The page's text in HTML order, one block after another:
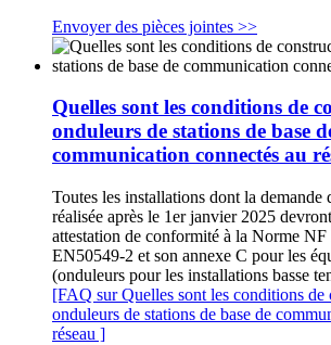
Envoyer des pièces jointes >>
Quelles sont les conditions de
onduleurs de stations de base
communication connectés au
Toutes les installations dont la demande
réalisée après le 1er janvier 2025
attestation de conformité à la Norme
EN50549-2 et son annexe C pour les
(onduleurs pour les installations basse
[FAQ sur Quelles sont les conditions de
onduleurs de stations de base de
réseau ]